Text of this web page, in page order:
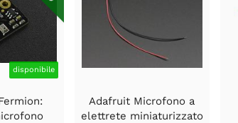
disponibile
Adafruit Microfono a
elettrete miniaturizzato